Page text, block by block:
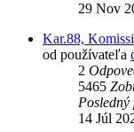
29 Nov
Kar.88,
od používateľa
2
5465
14 Júl